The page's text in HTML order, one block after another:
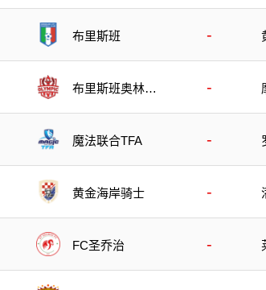
布里斯班 -
布里斯班奥林匹
-
魔法联合TFA -
黄金海岸骑士 -
FC圣乔治 -